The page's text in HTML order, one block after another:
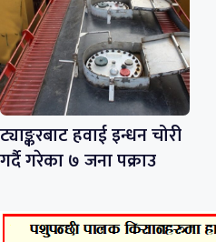
ट्याङ्करबाट हवाई इन्धन चोरी
गर्दै गरेका ७ जना पक्राउ